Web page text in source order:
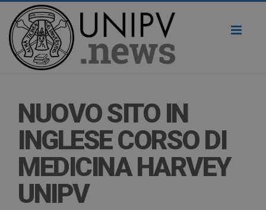
NUOVO SITO IN
INGLESE CORSO DI
MEDICINA HARVEY
UNIPV